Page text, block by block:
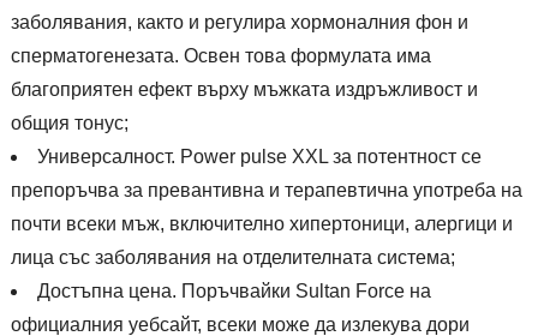
заболявания, както и регулира хормоналния фон и
сперматогенезата. Освен това формулата има
благоприятен ефект върху мъжката издръжливост и
общия тонус;
Универсалност. Power pulse XXL за потентност се
препоръчва за превантивна и терапевтична употреба на
почти всеки мъж, включително хипертоници, алергици и
лица със заболявания на отделителната система;
Достъпна цена. Поръчвайки Sultan Force на
официалния уебсайт, всеки може да излекува дори